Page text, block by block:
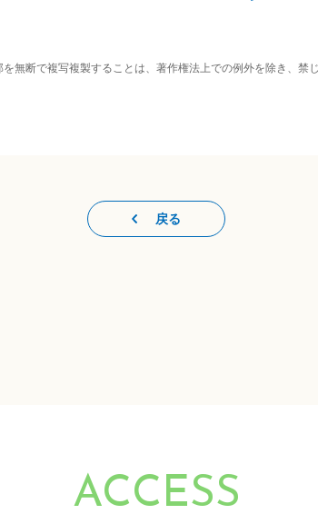
無断で複写複製することは、著作権法上での例外を除き、禁
戻る
ACCESS